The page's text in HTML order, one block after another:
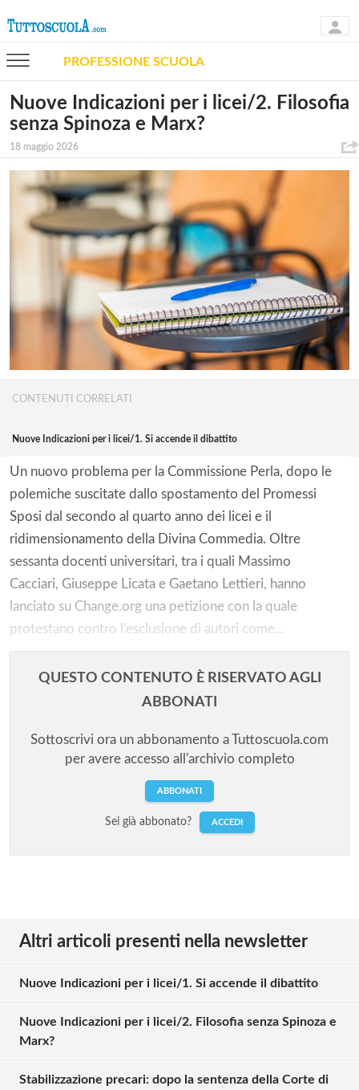
PROFESSIONE SCUOLA
Nuove Indicazioni per i licei/2. Filosofia
senza Spinoza e Marx?
18 maggio 2026
CONTENUTI CORRELATI
Nuove Indicazioni per i licei/1. Si accende il dibattito
Un nuovo problema per la Commissione Perla, dopo le
polemiche suscitate dallo spostamento del Promessi
Sposi dal secondo al quarto anno dei licei e il
ridimensionamento della Divina Commedia. Oltre
sessanta docenti universitari, tra i quali Massimo
Cacciari, Giuseppe Licata e Gaetano Lettieri, hanno
lanciato su Change.org una petizione con la quale
protestano contro l’esclusione di autori come...
QUESTO CONTENUTO È RISERVATO AGLI
ABBONATI
Sottoscrivi ora un abbonamento a Tuttoscuola.com
per avere accesso all'archivio completo
ABBONATI
Sei già abbonato? ACCEDI
Altri articoli presenti nella newsletter
Nuove Indicazioni per i licei/1. Si accende il dibattito
Nuove Indicazioni per i licei/2. Filosofia senza Spinoza e
Marx?
Stabilizzazione precari: dopo la sentenza della Corte di